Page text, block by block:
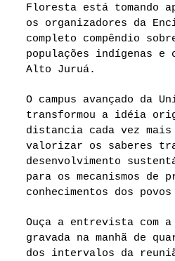
Floresta está tomando
os organizadores da
completo compêndio
populações indígenas e
Alto Juruá.
O campus avançado da
transformou a idéia
distancia cada vez
valorizar os saberes
desenvolvimento
para os mecanismos de
conhecimentos dos
Ouça a entrevista com a
gravada na manhã de
dos intervalos da